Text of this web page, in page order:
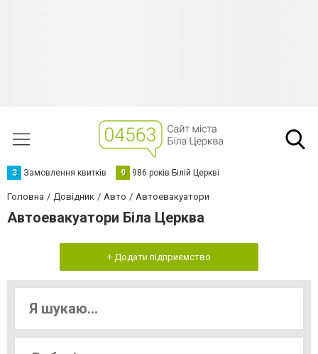
З Замовлення квитків 9 986 років Білій Церкві
Головна Довідник Авто Автоевакуатори
Автоевакуатори Біла Церква
+ Додати підприємство